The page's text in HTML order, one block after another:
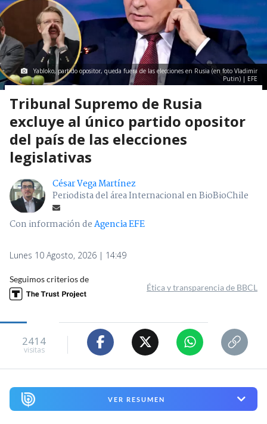
Yabloko, partido opositor, queda fuera de las elecciones en Rusia (en foto Vladimir
Putin) | EFE
Tribunal Supremo de Rusia
excluye al único partido opositor
del país de las elecciones
legislativas
César Vega Martínez
Periodista del área Internacional en BioBioChile
Con información deAgencia EFE
Lunes 10 Agosto, 2026 | 14:49
Seguimos criterios de
Ética y transparencia de BBCL
2414
visitas
VER RESUMEN